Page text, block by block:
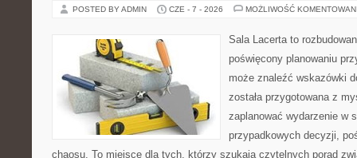
POSTED BY ADMIN CZE - 7 - 2026 MOŻLIWOŚĆ
Sala Lacerta to
poświęcony planowaniu
może znaleźć wskazówki
została przygotowana z
zaplanować wydarzenie w
przypadkowych decyzji,
chaosu. To miejsce dla tych, którzy szukają czytelnych porad